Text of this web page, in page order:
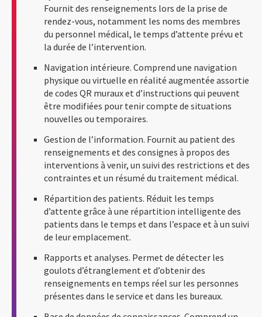
Fournit des renseignements lors de la prise de
rendez-vous, notamment les noms des membres
du personnel médical, le temps d’attente prévu et
la durée de l’intervention.
Navigation intérieure. Comprend une navigation
physique ou virtuelle en réalité augmentée assortie
de codes QR muraux et d’instructions qui peuvent
être modifiées pour tenir compte de situations
nouvelles ou temporaires.
Gestion de l’information. Fournit au patient des
renseignements et des consignes à propos des
interventions à venir, un suivi des restrictions et des
contraintes et un résumé du traitement médical.
Répartition des patients. Réduit les temps
d’attente grâce à une répartition intelligente des
patients dans le temps et dans l’espace et à un suivi
de leur emplacement.
Rapports et analyses. Permet de détecter les
goulots d’étranglement et d’obtenir des
renseignements en temps réel sur les personnes
présentes dans le service et dans les bureaux.